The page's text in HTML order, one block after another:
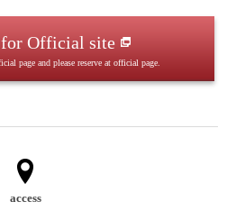
Official site
page and please reserve at official page.
access